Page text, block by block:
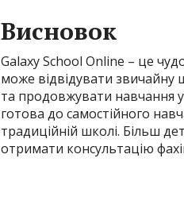
Висновок
Galaxy School Online – це
може відвідувати звичайну
та продовжувати навчання
готова до самостійного
традиційній школі. Більш
отримати консультацію